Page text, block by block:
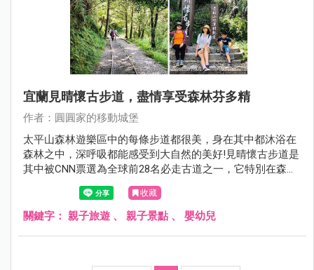
宜蘭見晴懷古步道，盡情享受森林芬多精
作者：圓圓家的移動城堡
太平山森林遊樂區中的每條步道都很美，身在其中都沐浴在
森林之中，深呼吸都能感受到大自然的美好!見晴懷古步道是
其中被CNN票選為全球前28名必走古道之一，它特別在森林
裡的廢棄鐵軌，地表上植披豐富，全程幾乎不會日曬，走起
來又相當好走，算是高山中相當親民的一條步道！全程2.25
公里，可惜的是2013年因颱風而被摧毀，目前僅修復到前
收藏
關鍵字： 親子旅遊 、 親子景點 、 嬰幼兒